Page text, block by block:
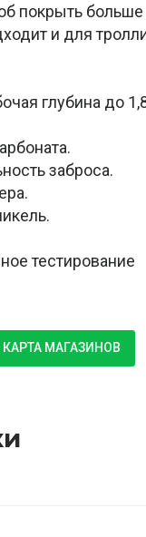
покрыть больше
и для
глубина до
заброса.
тестирование
КАРТА МАГАЗИНОВ